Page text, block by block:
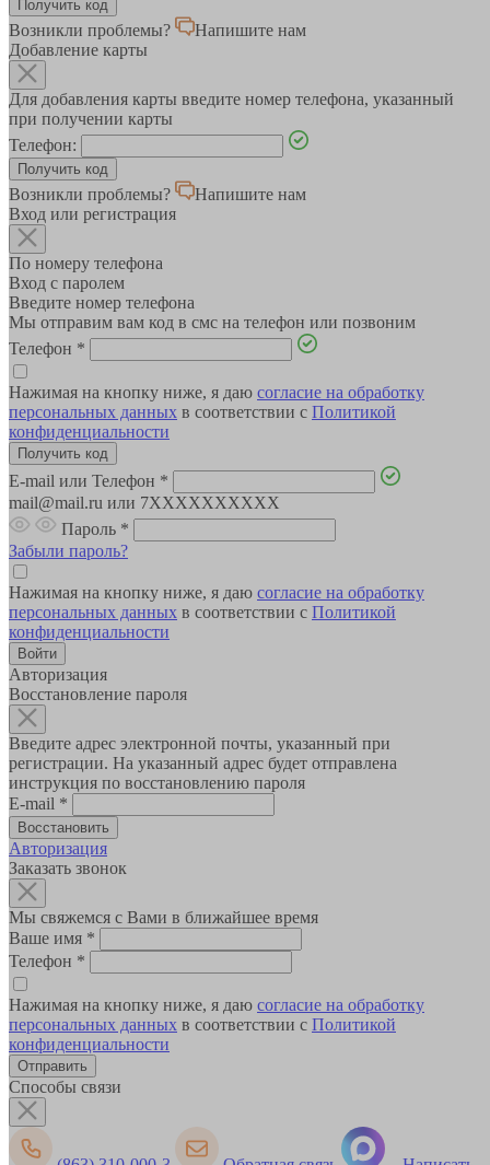
Возникли проблемы?
Напишите нам
Добавление карты
Для добавления карты введите номер телефона, указанный
при получении карты
Телефон:
Возникли проблемы?
Напишите нам
Вход или регистрация
По номеру телефона
Вход с паролем
Введите номер телефона
Мы отправим вам код в смс на телефон или позвоним
Телефон *
Нажимая на кнопку ниже, я даю согласие на обработку
персональных данных в соответствии с Политикой
конфиденциальности
E-mail или Телефон *
mail@mail.ru или 7XXXXXXXXXX
Пароль *
Забыли пароль?
Нажимая на кнопку ниже, я даю согласие на обработку
персональных данных в соответствии с Политикой
конфиденциальности
Авторизация
Восстановление пароля
Введите адрес электронной почты, указанный при
регистрации. На указанный адрес будет отправлена
инструкция по восстановлению пароля
E-mail *
Авторизация
Заказать звонок
Мы свяжемся с Вами в ближайшее время
Ваше имя *
Телефон *
Нажимая на кнопку ниже, я даю согласие на обработку
персональных данных в соответствии с Политикой
конфиденциальности
Способы связи